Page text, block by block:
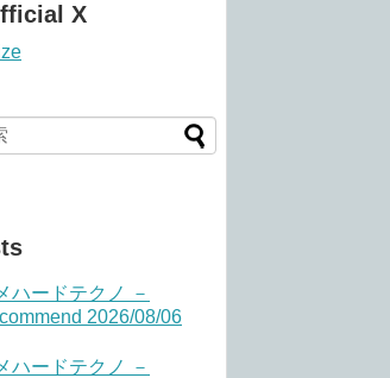
X
ハードテクノ －
2026/08/06
ハードテクノ －